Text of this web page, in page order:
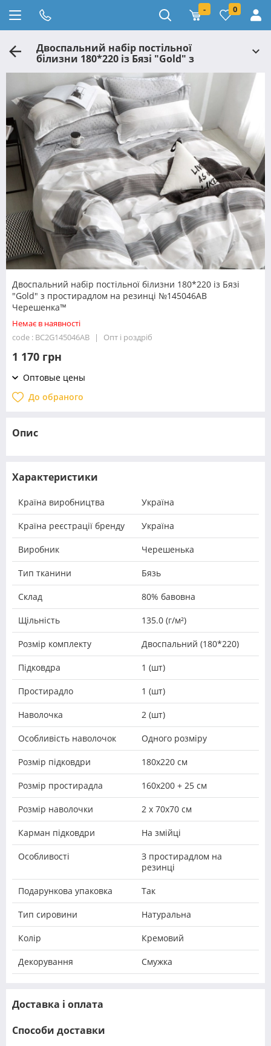
- 0
Двоспальний набір постільної
білизни 180*220 із Бязі "Gold" з
простирадлом на резинці №145046AB
Черешенка™
Двоспальний набір постільної білизни 180*220 із Бязі
"Gold" з простирадлом на резинці №145046AB
Черешенка™
Немає в наявності
code : BC2G145046AB
Опт і роздріб
1 170 грн
Оптовые цены
До обраного
Опис
Характеристики
Країна виробництва Україна
Країна реєстрації бренду Україна
Виробник Черешенька
Тип тканини Бязь
Склад 80% бавовна
Щільність 135.0 (г/м²)
Розмір комплекту Двоспальний (180*220)
Підковдра 1 (шт)
Простирадло 1 (шт)
Наволочка 2 (шт)
Особливість наволочок Одного розміру
Розмір підковдри 180х220 см
Розмір простирадла 160х200 + 25 см
Розмір наволочки 2 х 70х70 см
Карман підковдри На змійці
Особливості
З простирадлом на
резинці
Подарункова упаковка Так
Тип сировини Натуральна
Колір Кремовий
Декорування Смужка
Доставка і оплата
Способи доставки